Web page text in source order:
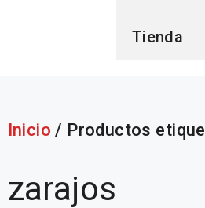
Tienda
Inicio / Productos
zarajos